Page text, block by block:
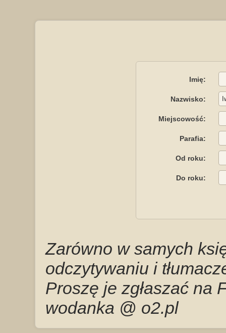
Imię:
Nazwisko:
Miejscowość:
Parafia:
Od roku:
Do roku:
Zarówno w samych
odczytywaniu i
Proszę je zgłaszać na
wodanka @ o2.pl